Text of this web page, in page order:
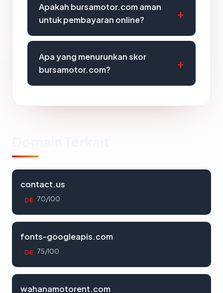
Apakah bursamotor.com aman
untuk pembayaran online?
Apa yang menurunkan skor
bursamotor.com?
contact.us
DE 70/100
fonts-googleapis.com
DE 75/100
wahanamotorent.com